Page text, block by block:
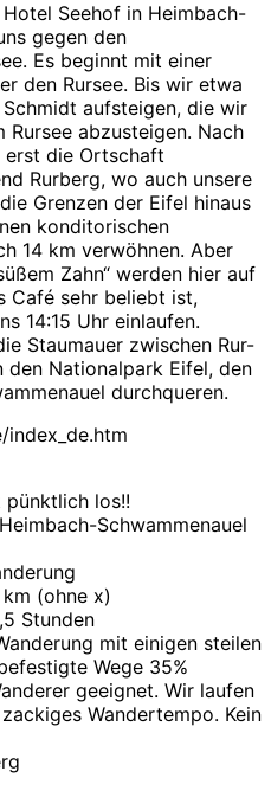
Seehof in Heimbach-
gegen den
Es beginnt mit einer
den Rursee. Bis wir etwa
aufsteigen, die wir
abzusteigen. Nach
die Ortschaft
Rurberg, wo auch unsere
Grenzen der Eifel hinaus
konditorischen
14 km verwöhnen. Aber
Zahn“ werden hier auf
Café sehr beliebt ist,
14:15 Uhr einlaufen.
Staumauer zwischen Rur-
den Nationalpark Eifel, den
durchqueren.
pünktlich los!!
Schwammenauel
(ohne x)
Stunden
mit einigen steilen
Wege 35%
geeignet. Wir laufen
Wandertempo. Kein